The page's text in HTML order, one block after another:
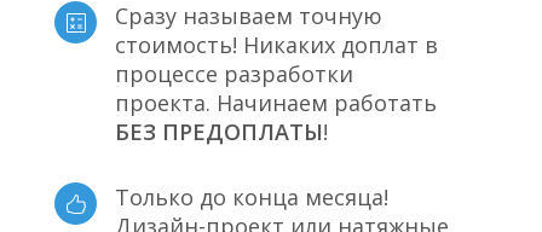
Сразу называем точную
стоимость! Никаких доплат в
процессе разработки
проекта. Начинаем работать
БЕЗ ПРЕДОПЛАТЫ!
Только до конца месяца!